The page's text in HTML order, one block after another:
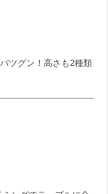
ツグン！高さも2種類